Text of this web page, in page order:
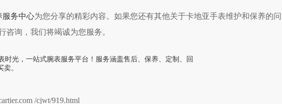
服务中心为您分享的精彩内容。如果您还有其他关于卡地亚手表维护和保养的问
咨询，我们将竭诚为您服务。
/cjwt/919.html